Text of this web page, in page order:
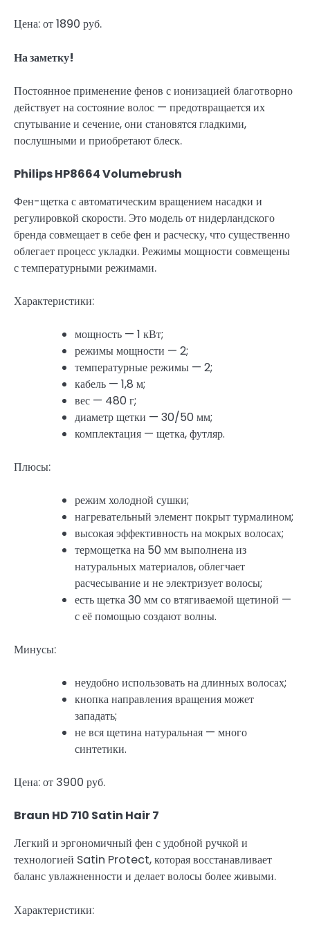
Цена: от 1890 руб.
На заметку!
Постоянное применение фенов с ионизацией благотворно
действует на состояние волос — предотвращается их
спутывание и сечение, они становятся гладкими,
послушными и приобретают блеск.
Philips HP8664 Volumebrush
Фен-щетка с автоматическим вращением насадки и
регулировкой скорости. Это модель от нидерландского
бренда совмещает в себе фен и расческу, что существенно
облегает процесс укладки. Режимы мощности совмещены
с температурными режимами.
Характеристики:
мощность — 1 кВт;
режимы мощности — 2;
температурные режимы — 2;
кабель — 1,8 м;
вес — 480 г;
диаметр щетки — 30/50 мм;
комплектация — щетка, футляр.
Плюсы:
режим холодной сушки;
нагревательный элемент покрыт турмалином;
высокая эффективность на мокрых волосах;
термощетка на 50 мм выполнена из
натуральных материалов, облегчает
расчесывание и не электризует волосы;
есть щетка 30 мм со втягиваемой щетиной —
с её помощью создают волны.
Минусы:
неудобно использовать на длинных волосах;
кнопка направления вращения может
западать;
не вся щетина натуральная — много
синтетики.
Цена: от 3900 руб.
Braun HD 710 Satin Hair 7
Легкий и эргономичный фен с удобной ручкой и
технологией Satin Protect, которая восстанавливает
баланс увлажненности и делает волосы более живыми.
Характеристики: